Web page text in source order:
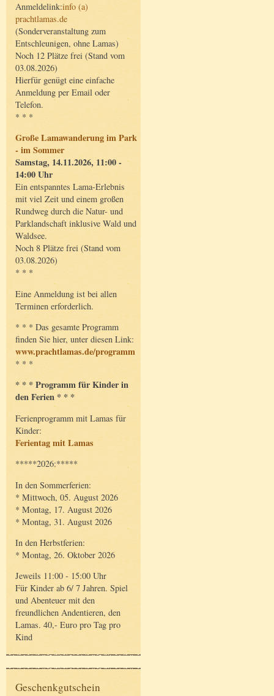
Anmeldelink:info (a)
prachtlamas.de
(Sonderveranstaltung zum
Entschleunigen, ohne Lamas)
Noch 12 Plätze frei (Stand vom
03.08.2026)
Hierfür genügt eine einfache
Anmeldung per Email oder
Telefon.
* * *
Große Lamawanderung im Park
- im Sommer
Samstag, 14.11.2026, 11:00 -
14:00 Uhr
Ein entspanntes Lama-Erlebnis
mit viel Zeit und einem großen
Rundweg durch die Natur- und
Parklandschaft inklusive Wald und
Waldsee.
Noch 8 Plätze frei (Stand vom
03.08.2026)
* * *
Eine Anmeldung ist bei allen
Terminen erforderlich.
* * * Das gesamte Programm
finden Sie hier, unter diesen Link:
www.prachtlamas.de/programm
* * *
* * * Programm für Kinder in
den Ferien * * *
Ferienprogramm mit Lamas für
Kinder:
Ferientag mit Lamas
*****2026:*****
In den Sommerferien:
* Mittwoch, 05. August 2026
* Montag, 17. August 2026
* Montag, 31. August 2026
In den Herbstferien:
* Montag, 26. Oktober 2026
Jeweils 11:00 - 15:00 Uhr
Für Kinder ab 6/ 7 Jahren. Spiel
und Abenteuer mit den
freundlichen Andentieren, den
Lamas. 40,- Euro pro Tag pro
Kind
Geschenkgutschein